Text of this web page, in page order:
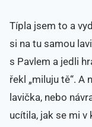
Típla jsem to a
si na tu samou
s Pavlem a jedli
řekl „miluju tě“. A
lavička, nebo
ucítila, jak se mi v